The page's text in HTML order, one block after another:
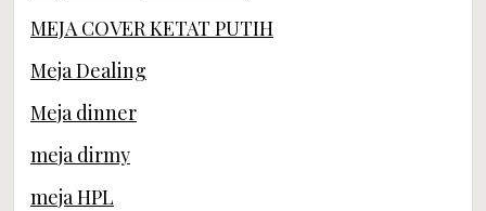
MEJA COVER KETAT PUTIH
Meja Dealing
Meja dinner
meja dirmy
meja HPL